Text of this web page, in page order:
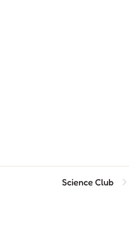
Science Club